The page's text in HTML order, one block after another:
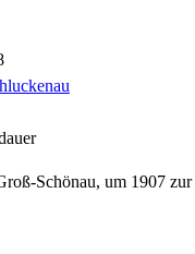
Schönau, um 1907